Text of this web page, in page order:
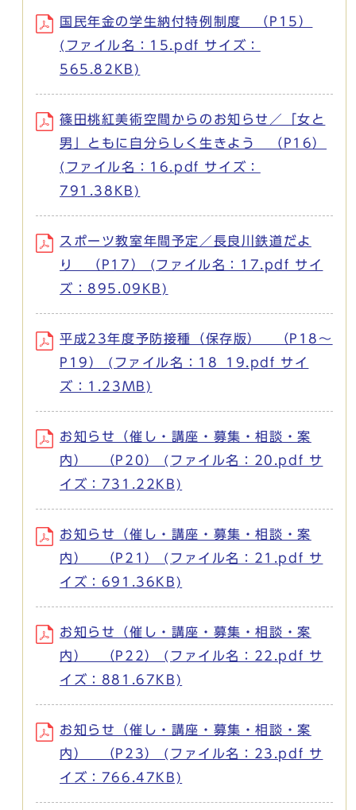
国民年金の学生納付特例制度 （P15）
(ファイル名：15.pdf サイズ：
565.82KB)
篠田桃紅美術空間からのお知らせ／「女と
男」ともに自分らしく生きよう （P16）
(ファイル名：16.pdf サイズ：
791.38KB)
スポーツ教室年間予定／長良川鉄道だよ
り （P17） (ファイル名：17.pdf サイ
ズ：895.09KB)
平成23年度予防接種（保存版） （P18～
P19） (ファイル名：18_19.pdf サイ
ズ：1.23MB)
お知らせ（催し・講座・募集・相談・案
内） （P20） (ファイル名：20.pdf サ
イズ：731.22KB)
お知らせ（催し・講座・募集・相談・案
内） （P21） (ファイル名：21.pdf サ
イズ：691.36KB)
お知らせ（催し・講座・募集・相談・案
内） （P22） (ファイル名：22.pdf サ
イズ：881.67KB)
お知らせ（催し・講座・募集・相談・案
内） （P23） (ファイル名：23.pdf サ
イズ：766.47KB)